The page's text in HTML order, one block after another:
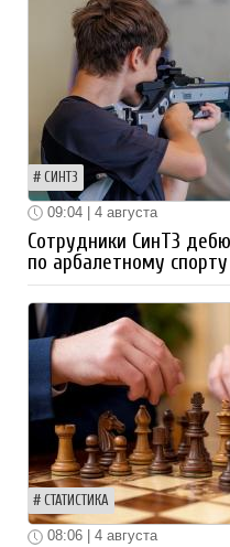
СИНТЗ
09:04 | 4 августа
Сотрудники СинТЗ
по арбалетному
СТАТИСТИКА
08:06 | 4 августа